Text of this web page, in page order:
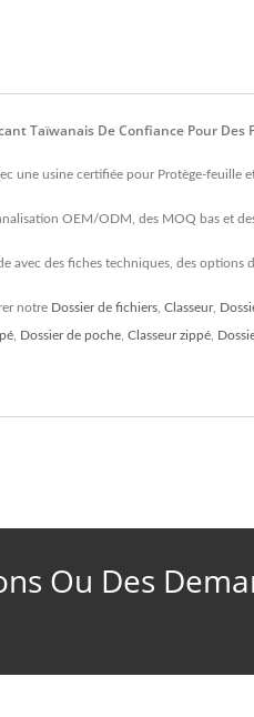
Taïwanais De Confiance Pour
une usine certifiée pour Protège-feuille
OEM/ODM, des MOQ bas et
avec des fiches techniques, des
notre Dossier de fichiers Classeur,
Dossier de poche Classeur zippé
Ou Des